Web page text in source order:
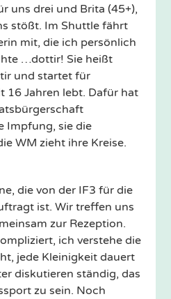
uns drei und Brita (45+),
stößt. Im Shuttle fährt
mit, die ich persönlich
…dottir! Sie heißt
und startet für
16 Jahren lebt. Dafür hat
Impfung, sie die
WM zieht ihre Kreise.
die von der IF3 für die
ist. Wir treffen uns
zur Rezeption.
ich verstehe die
jede Kleinigkeit dauert
diskutieren ständig, das
zu sein. Noch